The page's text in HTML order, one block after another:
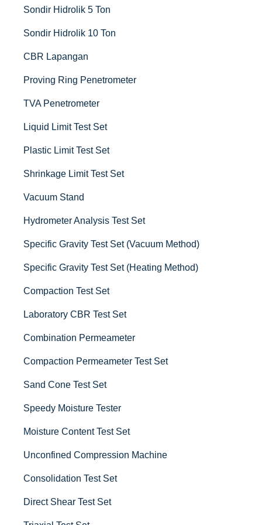
Sondir Hidrolik 5 Ton
Sondir Hidrolik 10 Ton
CBR Lapangan
Proving Ring Penetrometer
TVA Penetrometer
Liquid Limit Test Set
Plastic Limit Test Set
Shrinkage Limit Test Set
Vacuum Stand
Hydrometer Analysis Test Set
Specific Gravity Test Set (Vacuum Method)
Specific Gravity Test Set (Heating Method)
Compaction Test Set
Laboratory CBR Test Set
Combination Permeameter
Compaction Permeameter Test Set
Sand Cone Test Set
Speedy Moisture Tester
Moisture Content Test Set
Unconfined Compression Machine
Consolidation Test Set
Direct Shear Test Set